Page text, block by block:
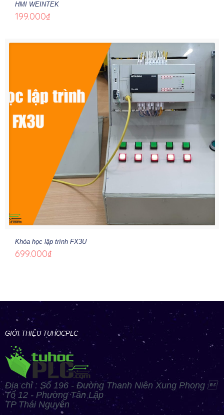
HMI WEINTEK
199.000₫
Khóa học lập trình FX3U
699.000₫
GIỚI THIỆU TUHOCPLC
Địa chỉ : Số 196 - Đường Thanh Niên Xung Phong 
Tổ 12 - Phường Tân Lập
TP Thái Nguyên